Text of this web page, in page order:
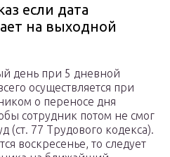
если дата
на выходной
день при 5 дневной
осуществляется при
о переносе дня
сотрудник потом не смог
(ст. 77 Трудового кодекса).
воскресенье, то следует